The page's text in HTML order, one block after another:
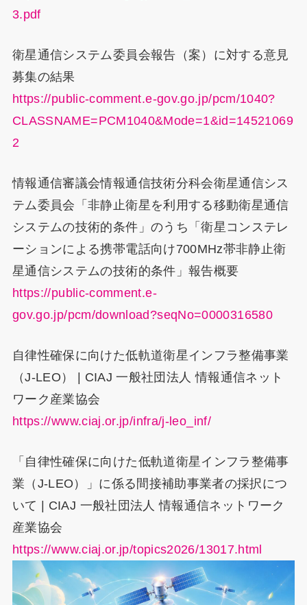
3.pdf
衛星通信システム委員会報告（案）に対する意見
募集の結果
https://public-comment.e-gov.go.jp/pcm/1040?
CLASSNAME=PCM1040&Mode=1&id=14521069
2
情報通信審議会情報通信技術分科会衛星通信シス
テム委員会「非静止衛星を利用する移動衛星通信
システムの技術的条件」のうち「衛星コンステレ
ーションによる携帯電話向け700MHz帯非静止衛
星通信システムの技術的条件」報告概要
https://public-comment.e-
gov.go.jp/pcm/download?seqNo=0000316580
自律性確保に向けた低軌道衛星インフラ整備事業
（J-LEO） | CIAJ 一般社団法人 情報通信ネット
ワーク産業協会
https://www.ciaj.or.jp/infra/j-leo_inf/
「自律性確保に向けた低軌道衛星インフラ整備事
業（J-LEO）」に係る間接補助事業者の採択につ
いて | CIAJ 一般社団法人 情報通信ネットワーク
産業協会
https://www.ciaj.or.jp/topics2026/13017.html